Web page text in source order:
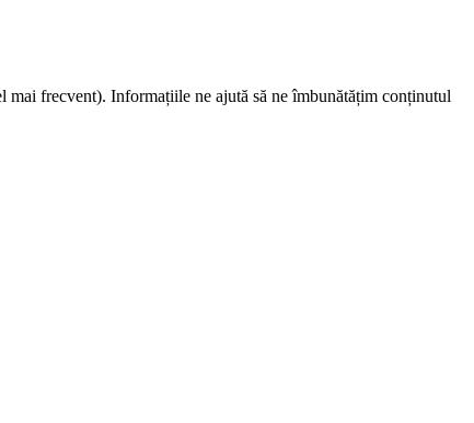
frecvent). Informațiile ne ajută să ne îmbunătățim conținutul